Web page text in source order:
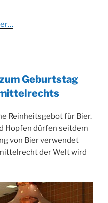
Geburtstag
Reinheitsgebot für Bier.
Hopfen dürfen seitdem
von Bier verwendet
der Welt wird